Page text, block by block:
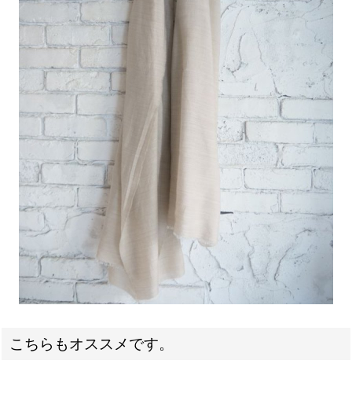
こちらもオススメです。